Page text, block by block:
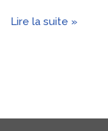
Lire la suite »